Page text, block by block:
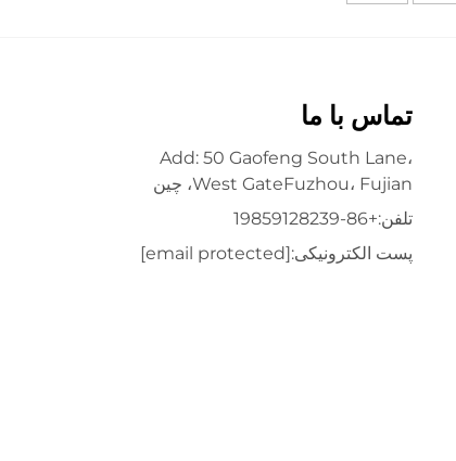
تماس با ما
Add: 50 Gaofeng South Lane،
West GateFuzhou، Fujian، چین
تلفن:+86-19859128239
پست الکترونیکی:[email protected]